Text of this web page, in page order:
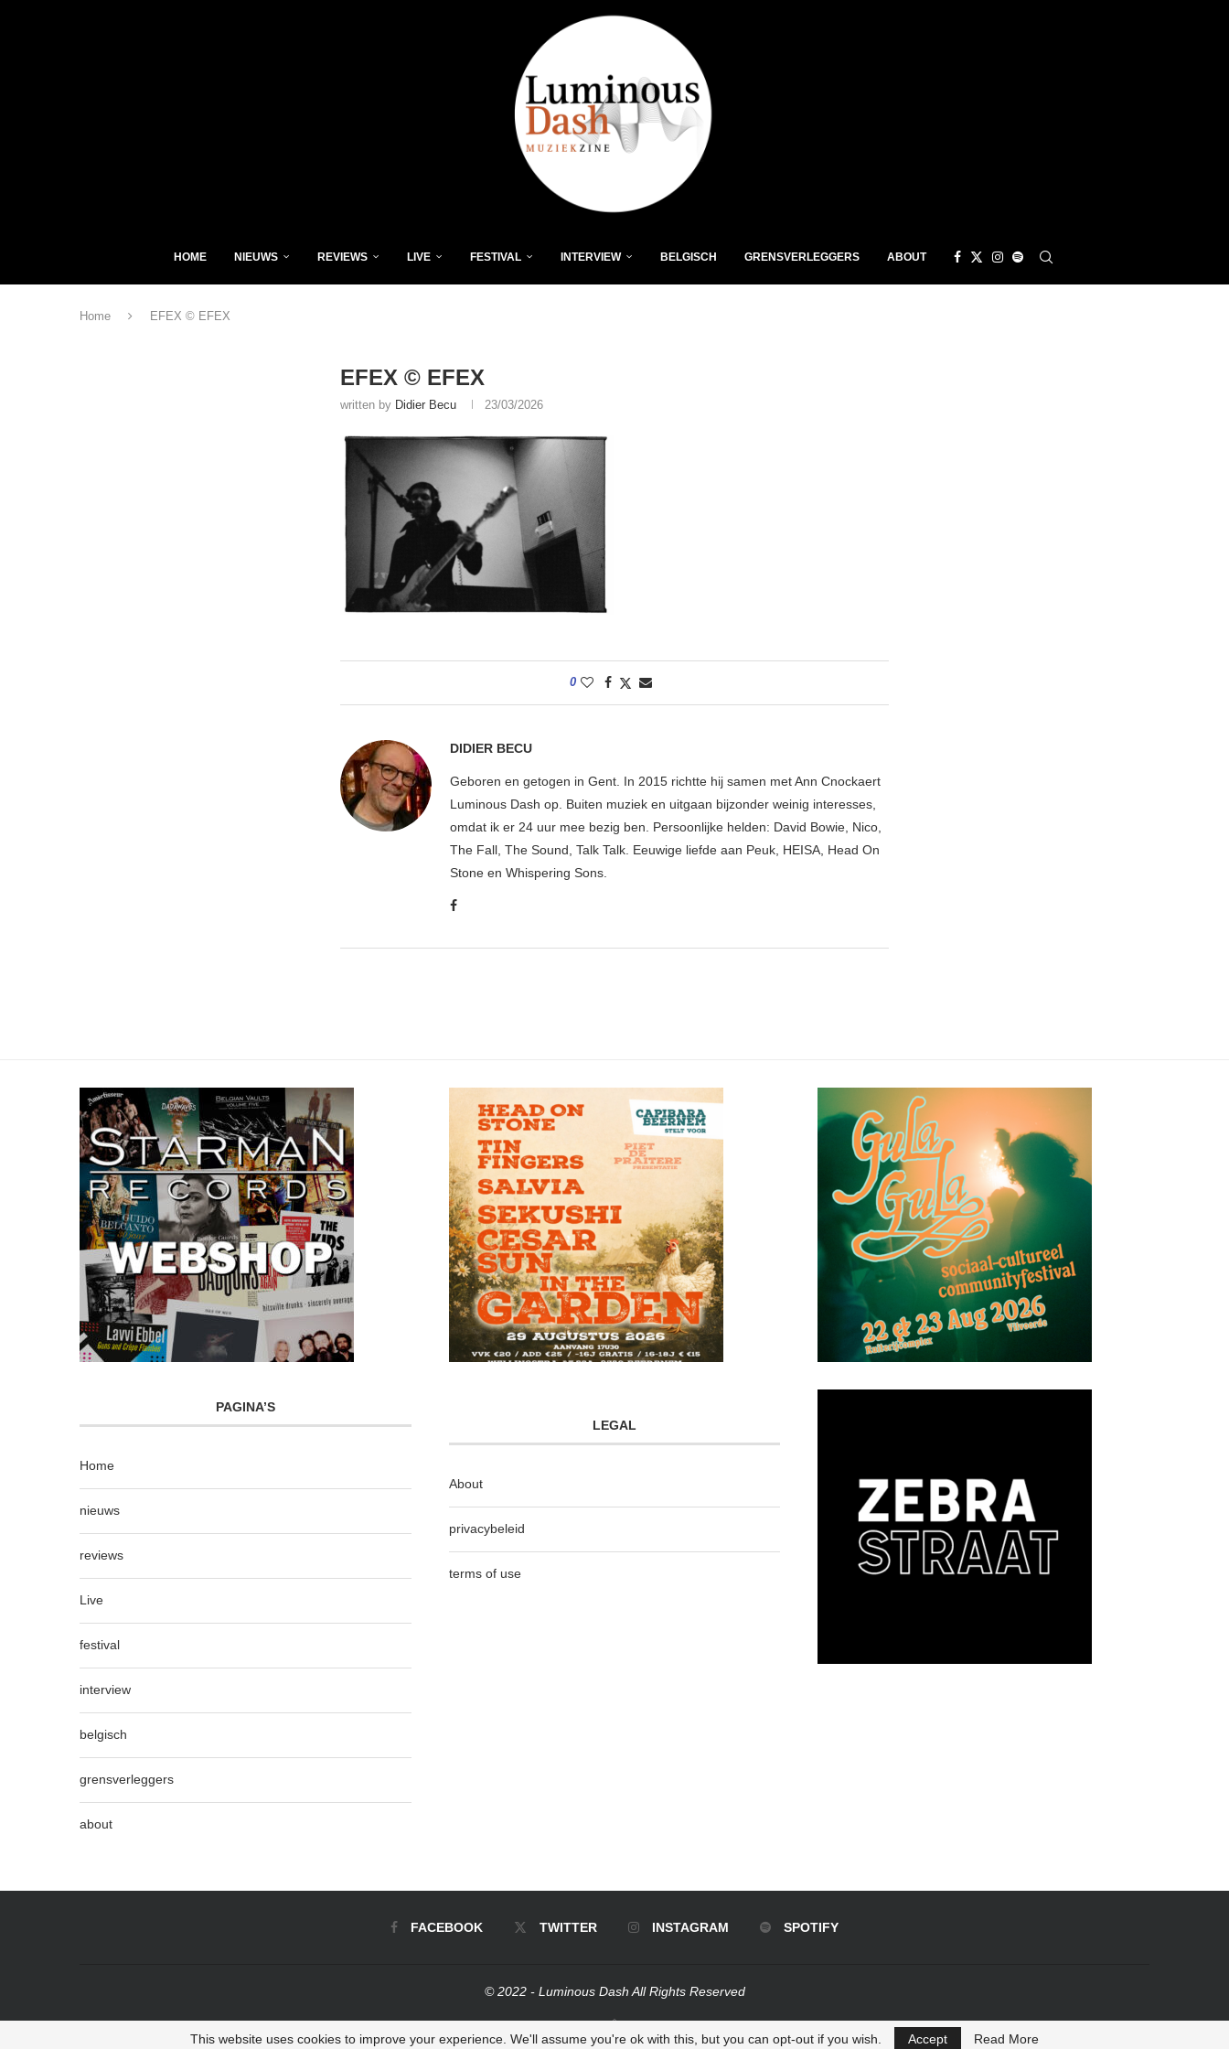
HOME NIEUWS REVIEWS LIVE FESTIVAL INTERVIEW BELGISCH GRENSVERLEGGERS ABOUT
Home EFEX © EFEX
EFEX © EFEX
written by Didier Becu 23/03/2026
0
DIDIER BECU
Geboren en getogen in Gent. In 2015 richtte hij samen met Ann Cnockaert
Luminous Dash op. Buiten muziek en uitgaan bijzonder weinig interesses,
omdat ik er 24 uur mee bezig ben. Persoonlijke helden: David Bowie, Nico,
The Fall, The Sound, Talk Talk. Eeuwige liefde aan Peuk, HEISA, Head On
Stone en Whispering Sons.
PAGINA’S
Home
nieuws
reviews
Live
festival
interview
belgisch
grensverleggers
about
LEGAL
About
privacybeleid
terms of use
FACEBOOK TWITTER INSTAGRAM SPOTIFY
© 2022 - Luminous Dash All Rights Reserved
BACK TO TOP
This website uses cookies to improve your experience. We'll assume you're ok with this, but you can opt-out if you wish. Accept Read More